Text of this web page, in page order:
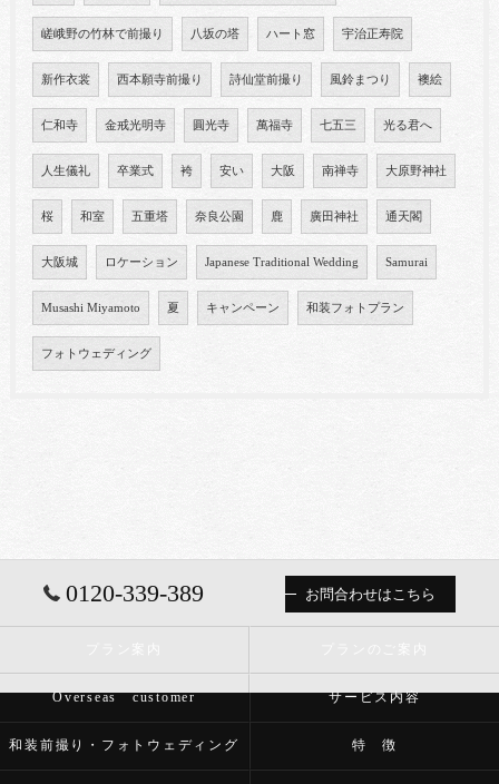
嵯峨野の竹林で前撮り 八坂の塔 ハート窓 宇治正寿院
新作衣裳 西本願寺前撮り 詩仙堂前撮り 風鈴まつり 襖絵
仁和寺 金戒光明寺 圓光寺 萬福寺 七五三 光る君へ
人生儀礼 卒業式 袴 安い 大阪 南禅寺 大原野神社
桜 和室 五重塔 奈良公園 鹿 廣田神社 通天閣
大阪城 ロケーション Japanese Traditional Wedding Samurai
Musashi Miyamoto 夏 キャンペーン 和装フォトプラン
フォトウェディング
0120-339-389 お問合わせはこちら
Overseas customer サービス内容
和装前撮り・フォトウェディング 特 徴